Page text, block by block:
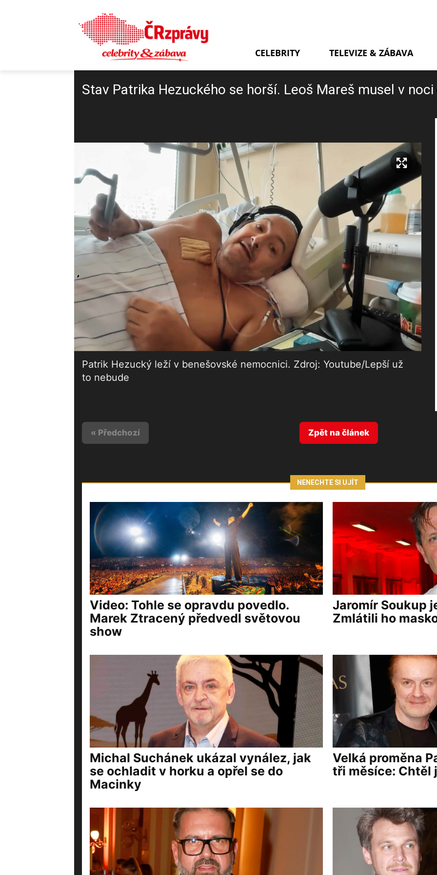
CELEBRITY TELEVIZE & ZÁBAVA
Stav Patrika Hezuckého se horší. Leoš Mareš musel v noci
Patrik Hezucký leží v benešovské nemocnici. Zdroj: Youtube/Lepší už
to nebude
« Předchozí Zpět na článek
NENECHTE SI UJÍT
Video: Tohle se opravdu povedlo.
Marek Ztracený předvedl světovou
show
Jaromír Soukup
Zmlátili ho
Michal Suchánek ukázal vynález, jak
se ochladit v horku a opřel se do
Macinky
Velká proměna
tři měsíce: Chtěl